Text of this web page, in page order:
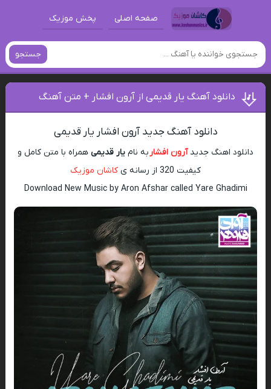
صفحه اصلی پخش موزیک
جستجو
دانلود آهنگ یار قدیمی از آرون افشار + متن آهنگ
دانلود آهنگ جدید آرون افشار یار قدیمی
دانلود اهنگ جدیدآرون افشار به نام یار قدیمی همراه با متن کامل و
کیفیت 320 از رسانه ی
کاشان موزیک
Download New Music by Aron Afshar called Yare Ghadimi